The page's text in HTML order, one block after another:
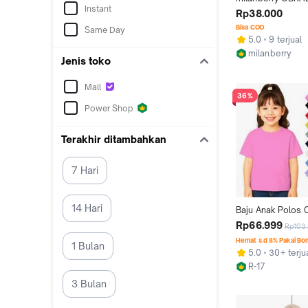
Instant
Same Day
Jenis toko
Mall
Power Shop
Terakhir ditambahkan
7 Hari
14 Hari
1 Bulan
3 Bulan
ANAK IMPORT
BAJU FASHION
CEWEK KOREA
WHITE, 180
Rp38.000
Bisa COD
5.0
9 terjual
milanberry
36%
Baju Anak Polos
Cewek 6pcs &
3XL Nyaman dan
Rp66.999
Hemat s.d 8% Pakai
5.0
30+
R-17